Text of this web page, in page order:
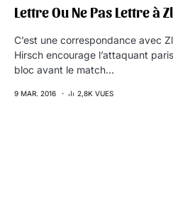
Lettre Ou Ne Pas Lettre à
C’est une correspondance avec
Hirsch encourage l’attaquant
bloc avant le match…
9 MAR. 2016 2,8K VUES